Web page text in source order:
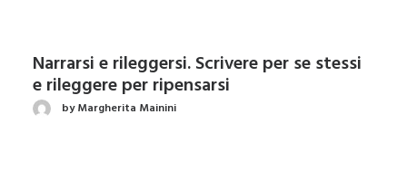
Narrarsi e rileggersi. Scrivere per se stessi
e rileggere per ripensarsi
by Margherita Mainini